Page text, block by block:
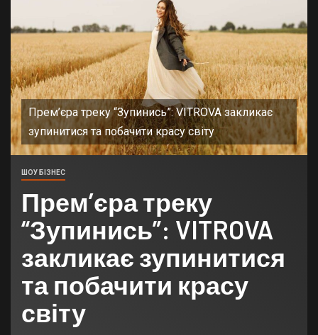
Прем’єра треку “Зупинись”: VITROVA закликає
зупинитися та побачити красу світу
ШОУ БІЗНЕС
Прем’єра треку
“Зупинись”: VITROVA
закликає зупинитися
та побачити красу
світу